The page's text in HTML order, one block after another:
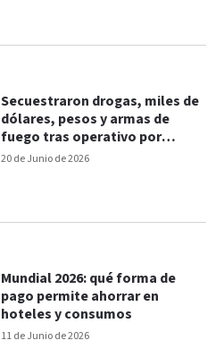
20 de Junio de 2026
Secuestraron drogas, miles de
dólares, pesos y armas de
fuego tras operativo por
narcomenudeo en Federación
11 de Junio de 2026
Mundial 2026: qué forma de
pago permite ahorrar en
hoteles y consumos